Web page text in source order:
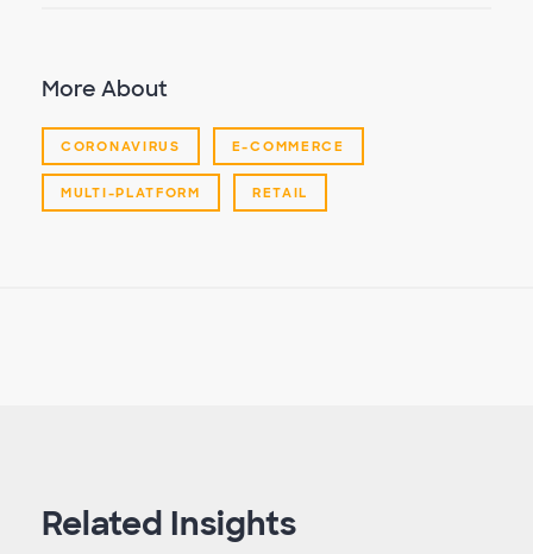
More About
CORONAVIRUS E-COMMERCE
MULTI-PLATFORM RETAIL
Related Insights